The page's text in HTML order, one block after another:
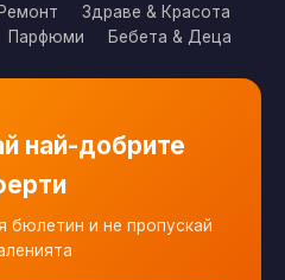
Здраве & Красота
Парфюми Бебета & Деца
най-добрите
бюлетин и не пропускай